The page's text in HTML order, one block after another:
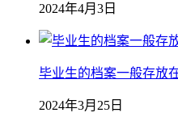
2024年4月3日
毕业生的档案一般存放
2024年3月25日